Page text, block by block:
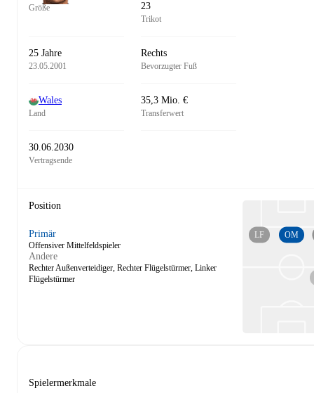
Größe 23
Trikot
25 Jahre
23.05.2001
Rechts
Bevorzugter Fuß
Wales
Land
35,3 Mio. €
Transferwert
30.06.2030
Vertragsende
Position
Primär
Offensiver Mittelfeldspieler
Andere
Rechter Außenverteidiger, Rechter Flügelstürmer, Linker
Flügelstürmer
OM
LF
Spielermerkmale